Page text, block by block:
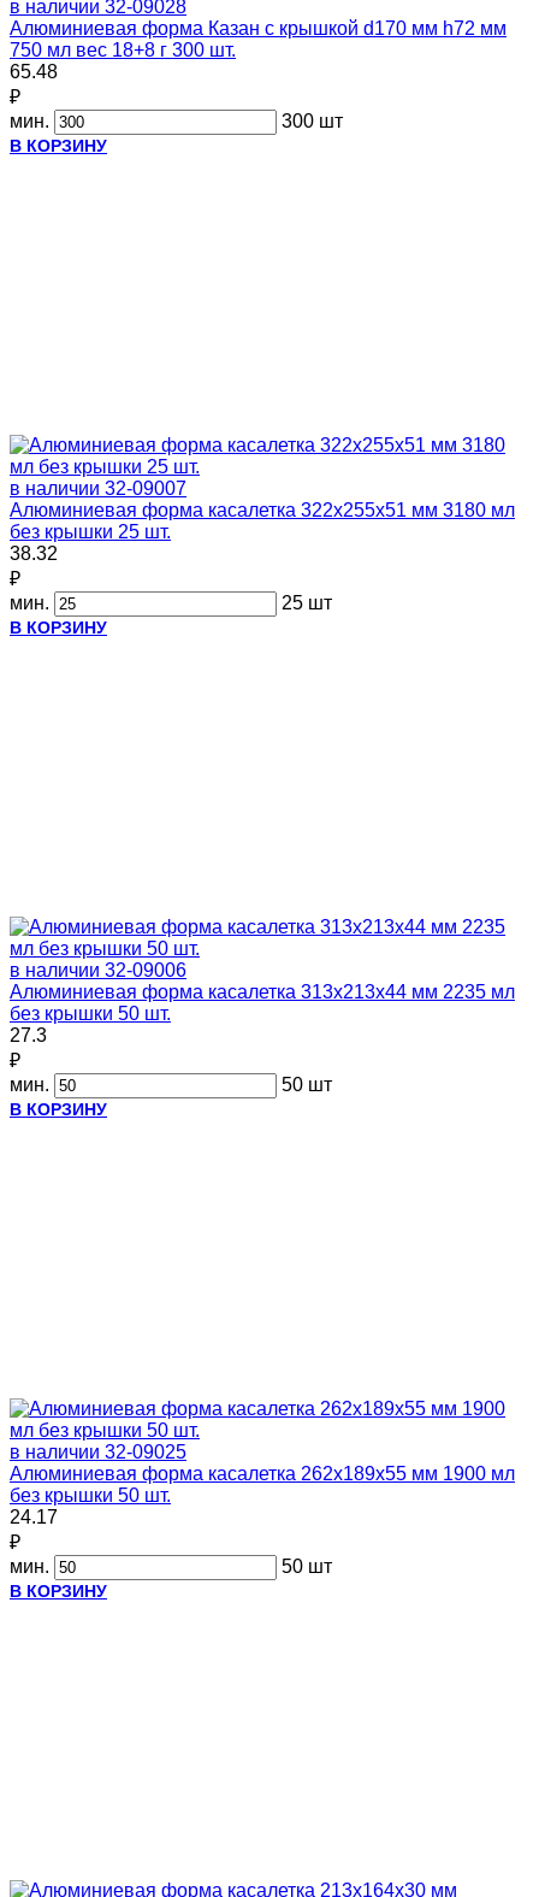
в наличии 32-09028
Алюминиевая форма Казан с крышкой d170 мм h72 мм
750 мл вес 18+8 г 300 шт.
65.48
₽
мин.
300 шт
В КОРЗИНУ
в наличии 32-09007
Алюминиевая форма касалетка 322х255х51 мм 3180 мл
без крышки 25 шт.
38.32
₽
мин.
25 шт
В КОРЗИНУ
в наличии 32-09006
Алюминиевая форма касалетка 313х213х44 мм 2235 мл
без крышки 50 шт.
27.3
₽
мин.
50 шт
В КОРЗИНУ
в наличии 32-09025
Алюминиевая форма касалетка 262х189х55 мм 1900 мл
без крышки 50 шт.
24.17
₽
мин.
50 шт
В КОРЗИНУ